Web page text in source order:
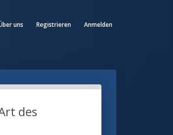
uns Registrieren Anmelden
des